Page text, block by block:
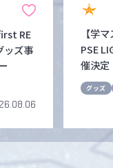
RE
ッズ事
【学
PSE
催決定
グッズ